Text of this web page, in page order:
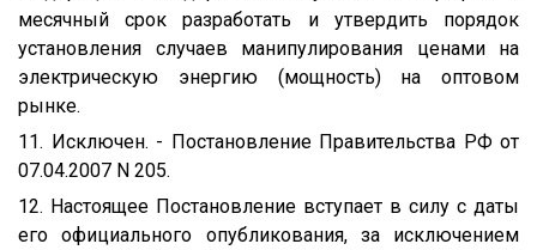
месячный срок разработать и утвердить порядок
установления случаев манипулирования ценами на
электрическую энергию (мощность) на оптовом
рынке.
11. Исключен. - Постановление Правительства РФ от
07.04.2007 N 205.
12. Настоящее Постановление вступает в силу с даты
его официального опубликования, за исключением